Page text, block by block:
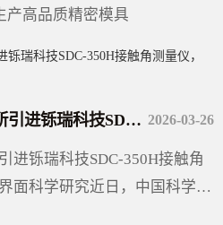
产高品质精密模具
2026-03-26
量仪，助力集成电路表界面科学研究
进铄瑞科技SDC-350H接触角
面科学研究近日，中国科学院